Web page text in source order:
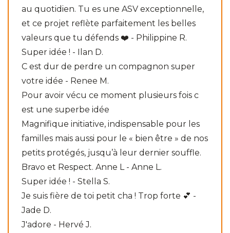
au quotidien. Tu es une ASV exceptionnelle,
et ce projet reflète parfaitement les belles
valeurs que tu défends ❤️ - Philippine R.
Super idée ! - Ilan D.
C est dur de perdre un compagnon super
votre idée - Renee M.
Pour avoir vécu ce moment plusieurs fois c
est une superbe idée
Magnifique initiative, indispensable pour les
familles mais aussi pour le « bien être » de nos
petits protégés, jusqu’à leur dernier souffle.
Bravo et Respect. Anne L - Anne L.
Super idée ! - Stella S.
Je suis fière de toi petit cha ! Trop forte 💕 -
Jade D.
J'adore - Hervé J.